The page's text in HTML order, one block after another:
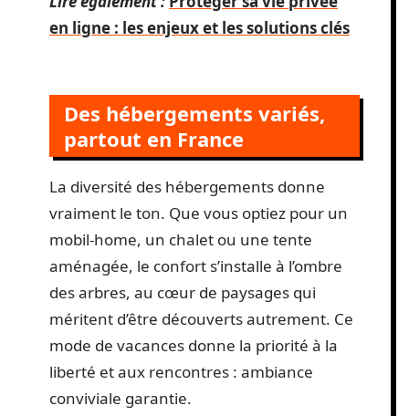
en ligne : les enjeux et les solutions clés
Des hébergements variés,
partout en France
La diversité des hébergements donne
vraiment le ton. Que vous optiez pour un
mobil-home, un chalet ou une tente
aménagée, le confort s’installe à l’ombre
des arbres, au cœur de paysages qui
méritent d’être découverts autrement. Ce
mode de vacances donne la priorité à la
liberté et aux rencontres : ambiance
conviviale garantie.